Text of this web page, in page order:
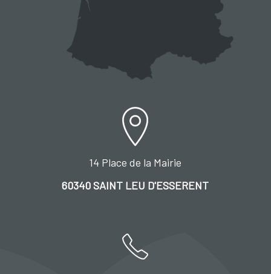
14 Place de la Mairie
60340 SAINT LEU D'ESSERENT